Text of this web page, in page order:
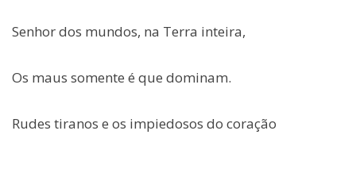
Senhor dos mundos, na Terra inteira,
Os maus somente é que dominam.
Rudes tiranos e os impiedosos do coração